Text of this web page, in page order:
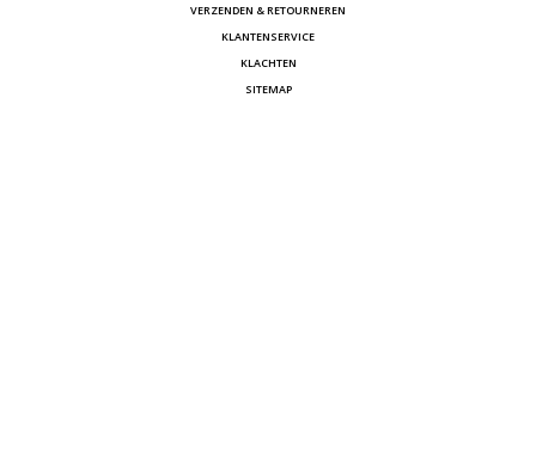
VERZENDEN & RETOURNEREN
KLANTENSERVICE
KLACHTEN
SITEMAP